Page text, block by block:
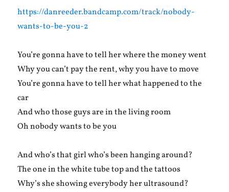
https://danreeder.bandcamp.com/track/nobody-
wants-to-be-you-2
You’re gonna have to tell her where the money went
Why you can’t pay the rent, why you have to move
You’re gonna have to tell her what happened to the
car
And who those guys are in the living room
Oh nobody wants to be you
And who’s that girl who’s been hanging around?
The one in the white tube top and the tattoos
Why’s she showing everybody her ultrasound?